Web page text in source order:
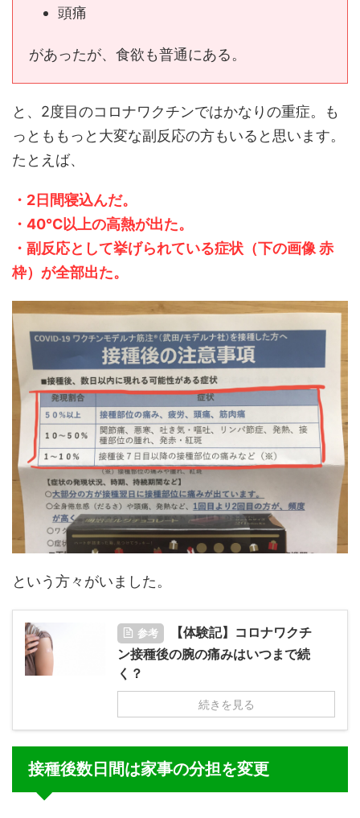
頭痛
があったが、食欲も普通にある。
と、2度目のコロナワクチンではかなりの重症。も
っとももっと大変な副反応の方もいると思います。
たとえば、
・2日間寝込んだ。
・40℃以上の高熱が出た。
・副反応として挙げられている症状（下の画像 赤
枠）が全部出た。
という方々がいました。
参考
【体験記】コロナワクチ
ン接種後の腕の痛みはいつまで続
く？
続きを見る
接種後数日間は家事の分担を変更